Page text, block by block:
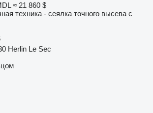
≈ 21 860 $
техника - сеялка точного высева с
Herlin Le Sec